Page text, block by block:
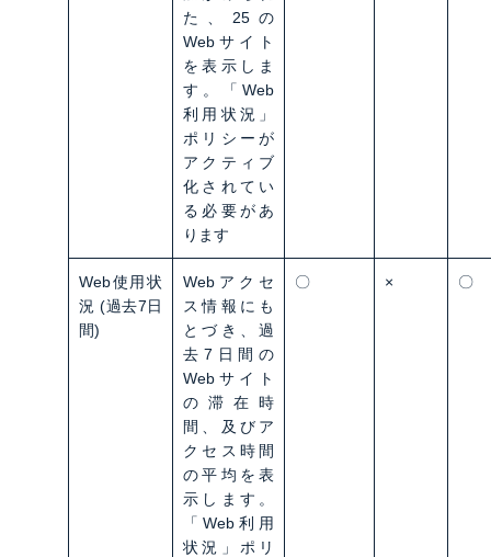
た、25の
Webサイト
を表示しま
す。「Web
利用状況」
ポリシーが
アクティブ
化されてい
る必要があ
ります
Web使用状
況 (過去7日
間)
Webアクセ
ス情報にも
とづき、過
去7日間の
Webサイト
の滞在時
間、及びア
クセス時間
の平均を表
示します。
「Web利用
状況」ポリ
〇 × 〇